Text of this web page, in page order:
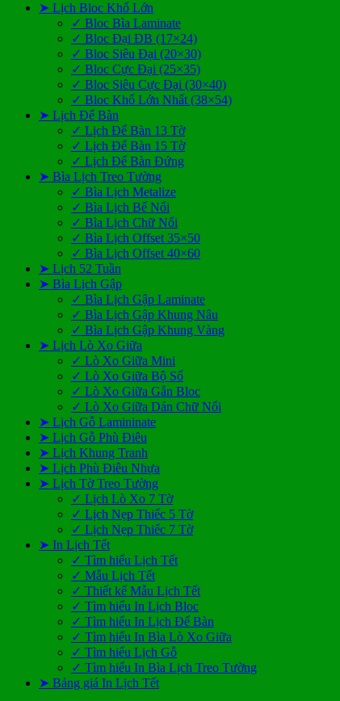
➤ Lịch Bloc Khổ Lớn
✓ Bloc Bìa Laminate
✓ Bloc Đại ĐB (17×24)
✓ Bloc Siêu Đại (20×30)
✓ Bloc Cực Đại (25×35)
✓ Bloc Siêu Cực Đại (30×40)
✓ Bloc Khổ Lớn Nhất (38×54)
➤ Lịch Để Bàn
✓ Lịch Để Bàn 13 Tờ
✓ Lịch Để Bàn 15 Tờ
✓ Lịch Để Bàn Đứng
➤ Bìa Lịch Treo Tường
✓ Bìa Lịch Metalize
✓ Bìa Lịch Bế Nổi
✓ Bìa Lịch Chữ Nổi
✓ Bìa Lịch Offset 35×50
✓ Bìa Lịch Offset 40×60
➤ Lịch 52 Tuần
➤ Bìa Lịch Gập
✓ Bìa Lịch Gập Laminate
✓ Bìa Lịch Gập Khung Nâu
✓ Bìa Lịch Gập Khung Vàng
➤ Lịch Lò Xo Giữa
✓ Lò Xo Giữa Mini
✓ Lò Xo Giữa Bộ Số
✓ Lò Xo Giữa Gắn Bloc
✓ Lò Xo Giữa Dán Chữ Nổi
➤ Lịch Gỗ Lamininate
➤ Lịch Gỗ Phù Điêu
➤ Lịch Khung Tranh
➤ Lịch Phù Điêu Nhựa
➤ Lịch Tờ Treo Tường
✓ Lịch Lò Xo 7 Tờ
✓ Lịch Nẹp Thiếc 5 Tờ
✓ Lịch Nẹp Thiếc 7 Tờ
➤ In Lịch Tết
✓ Tìm hiểu Lịch Tết
✓ Mẫu Lịch Tết
✓ Thiết kế Mẫu Lịch Tết
✓ Tìm hiểu In Lịch Bloc
✓ Tìm hiểu In Lịch Để Bàn
✓ Tìm hiểu In Bìa Lò Xo Giữa
✓ Tìm hiểu Lịch Gỗ
✓ Tìm hiểu In Bìa Lịch Treo Tường
➤ Bảng giá In Lịch Tết